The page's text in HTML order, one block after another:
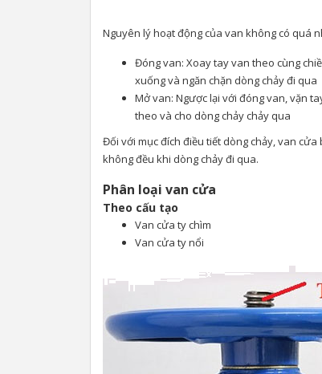
Nguyên lý hoạt động của van không có quá
Đóng van: Xoay tay van theo cùng
xuống và ngăn chặn dòng chảy đi qua
Mở van: Ngược lại với đóng van, vặn
theo và cho dòng chảy chảy qua
Đối với mục đích điều tiết dòng chảy, van
không đều khi dòng chảy đi qua.
Phân loại van cửa
Theo cấu tạo
Van cửa ty chìm
Van cửa ty nổi